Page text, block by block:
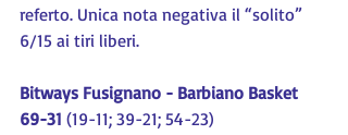
referto. Unica nota negativa il “solito”
6/15 ai tiri liberi.
Bitways Fusignano - Barbiano Basket
69-31 (19-11; 39-21; 54-23)